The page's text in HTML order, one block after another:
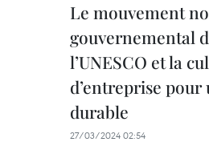
Le mouvement
gouvernemental
l’UNESCO et la
d’entreprise
durable
27/03/2024 02:54